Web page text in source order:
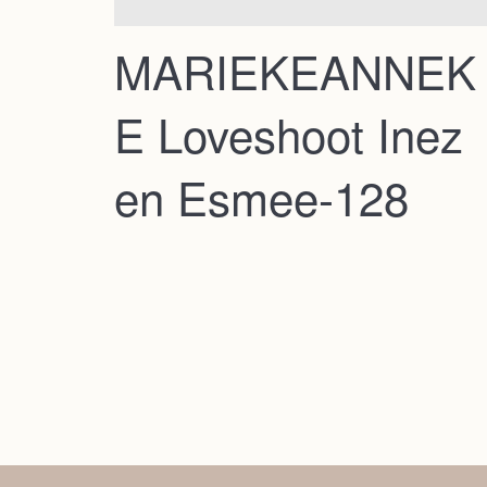
MARIEKEANNEK
E Loveshoot Inez
en Esmee-128